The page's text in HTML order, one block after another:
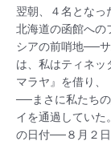
翌朝、４名となっ
北海道の函館への
シアの前哨地──
は、私はティネッ
マラヤ』を借り、
──まさに私たち
イを通過していた
の日付──８月２